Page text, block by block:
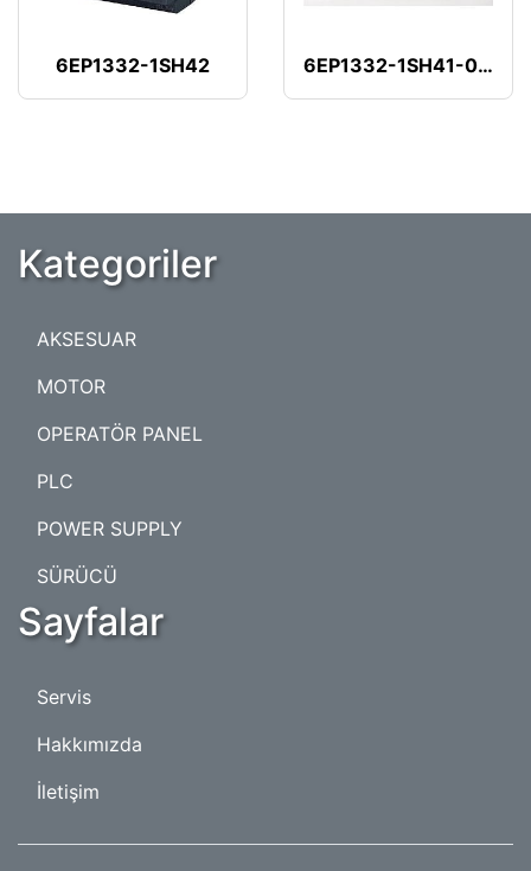
6EP1332-1SH42 6EP1332-1SH41-0AA1
Kategoriler
AKSESUAR
MOTOR
OPERATÖR PANEL
PLC
POWER SUPPLY
SÜRÜCÜ
Sayfalar
Servis
Hakkımızda
İletişim